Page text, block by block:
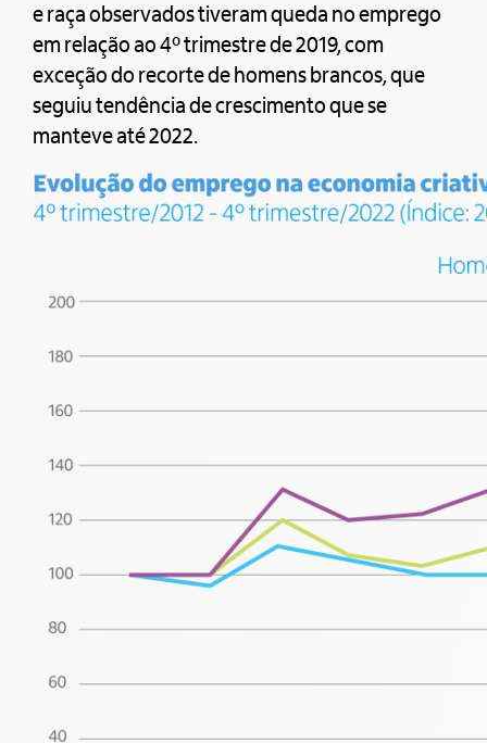
e raça observados tiveram queda no emprego
em relação ao 4º trimestre de 2019, com
exceção do recorte de homens brancos, que
seguiu tendência de crescimento que se
manteve até 2022.